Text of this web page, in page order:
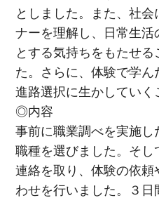
としました。また、社
ナーを理解し、日常生活
とする気持ちをもたせ
た。さらに、体験で学
進路選択に生かしていく
◎内容
事前に職業調べを実施
職種を選びました。そし
連絡を取り、体験の依
わせを行いました。３